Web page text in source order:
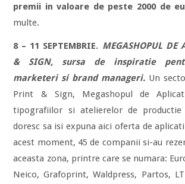
premii in valoare de peste 2000 de
multe.
8 – 11 SEPTEMBRIE. MEGASHOPUL DE
& SIGN, sursa de inspiratie
marketeri si brand manageri. Un
Print & Sign, Megashopul de
tipografiilor si atelierelor de productie
doresc sa isi expuna aici oferta de
acest moment, 45 de companii si-au
aceasta zona, printre care se numara:
Neico, Grafoprint, Waldpress, Partos,